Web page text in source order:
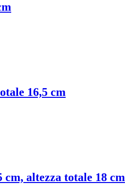
16,5 cm
altezza totale 18 cm